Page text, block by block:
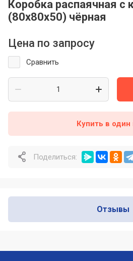
Коробка распаячная с
(80х80х50) чёрная
Цена по запросу
Сравнить
Купить в один
Поделиться:
Отзывы